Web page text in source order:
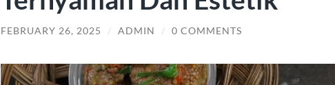
FEBRUARY 26, 2025 / ADMIN / 0 COMMENTS